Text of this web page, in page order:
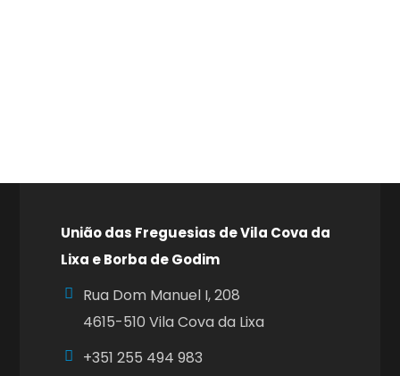
União das Freguesias de Vila Cova da
Lixa e Borba de Godim
Rua Dom Manuel I, 208
4615-510 Vila Cova da Lixa
+351255 494 983